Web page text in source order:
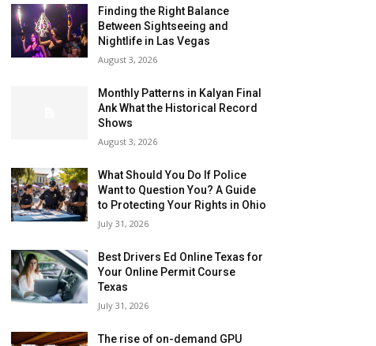
Finding the Right Balance
Between Sightseeing and
Nightlife in Las Vegas
August 3, 2026
Monthly Patterns in Kalyan Final
Ank What the Historical Record
Shows
August 3, 2026
What Should You Do If Police
Want to Question You? A Guide
to Protecting Your Rights in Ohio
July 31, 2026
Best Drivers Ed Online Texas for
Your Online Permit Course
Texas
July 31, 2026
The rise of on-demand GPU